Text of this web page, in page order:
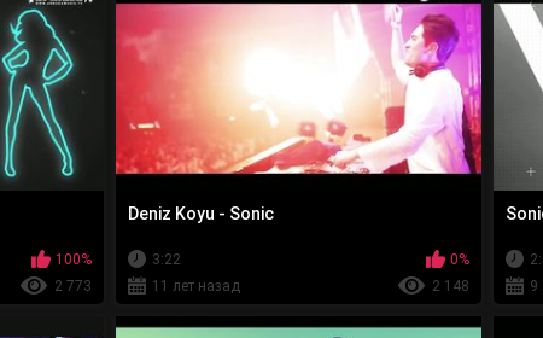
100%
2 773
Deniz Koyu - Sonic
3:22
0%
11 лет назад
2 148
9